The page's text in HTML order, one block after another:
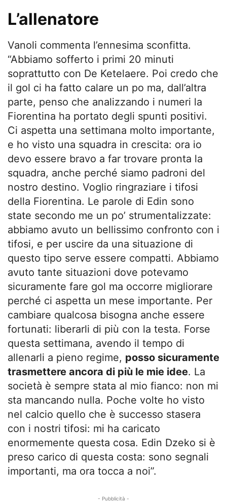
L’allenatore
Vanoli commenta l’ennesima sconfitta.
“Abbiamo sofferto i primi 20 minuti
soprattutto con De Ketelaere. Poi credo che
il gol ci ha fatto calare un po ma, dall’altra
parte, penso che analizzando i numeri la
Fiorentina ha portato degli spunti positivi.
Ci aspetta una settimana molto importante,
e ho visto una squadra in crescita: ora io
devo essere bravo a far trovare pronta la
squadra, anche perché siamo padroni del
nostro destino. Voglio ringraziare i tifosi
della Fiorentina. Le parole di Edin sono
state secondo me un po’ strumentalizzate:
abbiamo avuto un bellissimo confronto con i
tifosi, e per uscire da una situazione di
questo tipo serve essere compatti. Abbiamo
avuto tante situazioni dove potevamo
sicuramente fare gol ma occorre migliorare
perché ci aspetta un mese importante. Per
cambiare qualcosa bisogna anche essere
fortunati: liberarli di più con la testa. Forse
questa settimana, avendo il tempo di
allenarli a pieno regime, posso sicuramente
trasmettere ancora di più le mie idee. La
società è sempre stata al mio fianco: non mi
sta mancando nulla. Poche volte ho visto
nel calcio quello che è successo stasera
con i nostri tifosi: mi ha caricato
enormemente questa cosa. Edin Dzeko si è
preso carico di questa costa: sono segnali
importanti, ma ora tocca a noi”.
- Pubblicità -